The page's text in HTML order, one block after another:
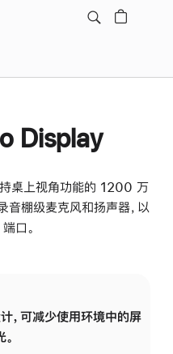
Display
桌上视角功能的 1200 万
棚级麦克风和扬声器，以
口。
，可减少使用环境中的屏